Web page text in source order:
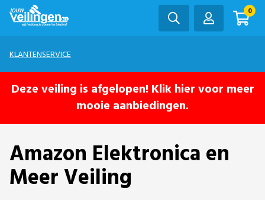
0
KLANTENSERVICE
Deze veiling is afgelopen! Klik hier voor meer
mooie aanbiedingen.
Amazon Elektronica en
Meer Veiling